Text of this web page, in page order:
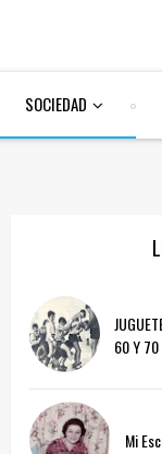
SOCIEDAD
60 Y 70
Mi